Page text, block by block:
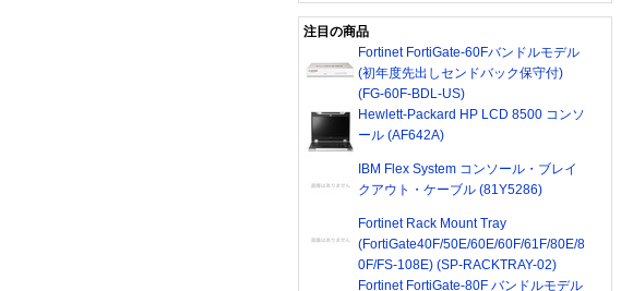
注目の商品
Fortinet FortiGate-60Fバンドルモデル
(初年度先出しセンドバック保守付)
(FG-60F-BDL-US)
Hewlett-Packard HP LCD 8500 コンソ
ール (AF642A)
IBM Flex System コンソール・ブレイ
クアウト・ケーブル (81Y5286)
Fortinet Rack Mount Tray
(FortiGate40F/50E/60E/60F/61F/80E/8
0F/FS-108E) (SP-RACKTRAY-02)
Fortinet FortiGate-80F バンドルモデル